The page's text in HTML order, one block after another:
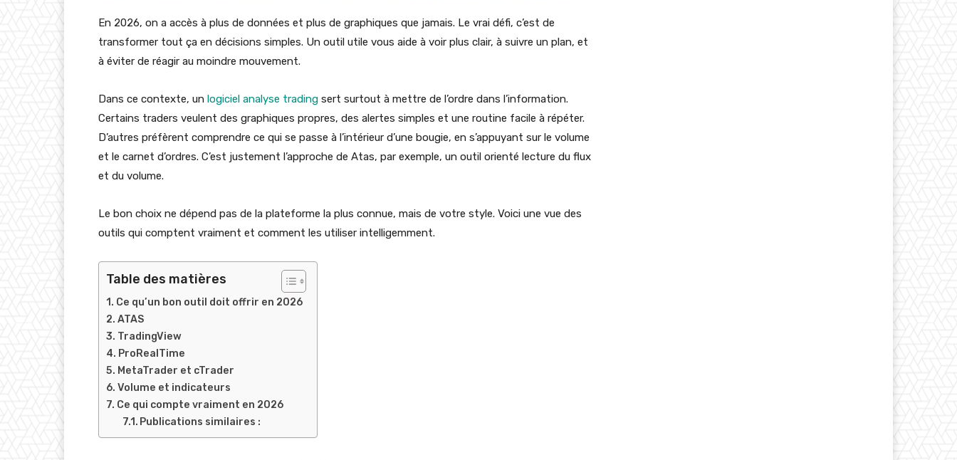
En 2026, on a accès à plus de données et plus de graphiques que jamais. Le vrai défi, c’est de
transformer tout ça en décisions simples. Un outil utile vous aide à voir plus clair, à suivre un plan, et
à éviter de réagir au moindre mouvement.
Dans ce contexte, un logiciel analyse trading sert surtout à mettre de l’ordre dans l’information.
Certains traders veulent des graphiques propres, des alertes simples et une routine facile à répéter.
D’autres préfèrent comprendre ce qui se passe à l’intérieur d’une bougie, en s’appuyant sur le volume
et le carnet d’ordres. C’est justement l’approche de Atas, par exemple, un outil orienté lecture du flux
et du volume.
Le bon choix ne dépend pas de la plateforme la plus connue, mais de votre style. Voici une vue des
outils qui comptent vraiment et comment les utiliser intelligemment.
Table des matières
Ce qu’un bon outil doit offrir en 2026
ATAS
TradingView
ProRealTime
MetaTrader et cTrader
Volume et indicateurs
Ce qui compte vraiment en 2026
Publications similaires :